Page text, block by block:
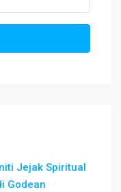
Jejak Spiritual
Godean